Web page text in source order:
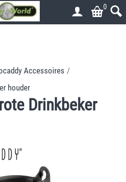
0
Accessoires /
houder
Drinkbeker